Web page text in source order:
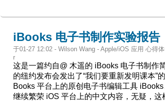
iBooks 电子书制作实验报告
于01-27 12:02 - Wilson Wang - Apple/iOS 应用 心得
r
这是一篇约自@ 木遥的 iBooks 电子书制作
的纽约发布会发出了“我们要重新发明课本”
Books 平台上的原创电子书编辑工具
继续繁荣 iOS 平台上的中文内容，无疑，